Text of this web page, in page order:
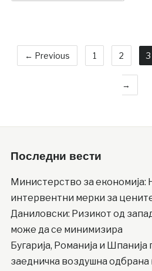
← Previous 1 2 3
→
Последни вести
Министерство за економија:
интервентни мерки за
Даниловски: Ризикот од
може да се минимизира
Бугарија, Романија и
заедничка воздушна